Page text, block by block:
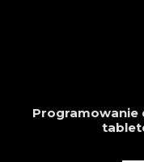
Programowanie